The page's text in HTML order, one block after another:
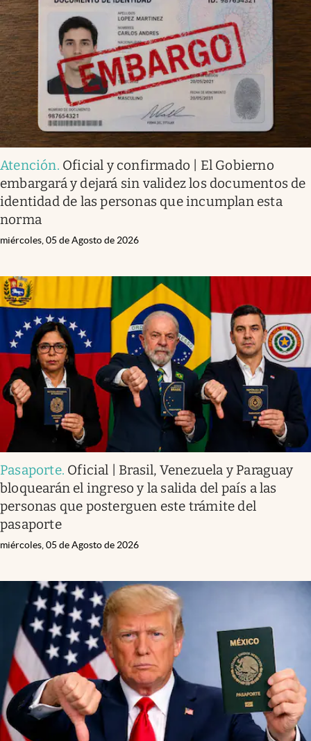
Infotechnology
Clima
Mundial 2026
Eventos Corporativos
El Cronista Studio
Mediakit
abre en nueva pestaña
Argentina
Atención. Oficial y confirmado | El Gobierno
embargará y dejará sin validez los documentos de
identidad de las personas que incumplan esta
norma
miércoles, 05 de Agosto de 2026
Pasaporte. Oficial | Brasil, Venezuela y Paraguay
bloquearán el ingreso y la salida del país a las
personas que posterguen este trámite del
pasaporte
miércoles, 05 de Agosto de 2026